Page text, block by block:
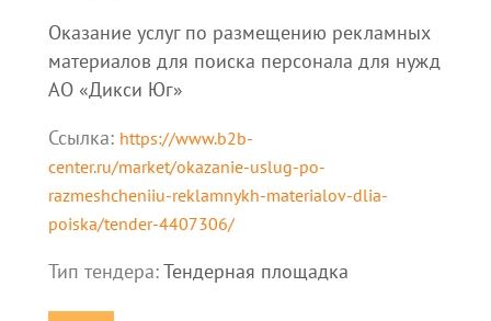
Оказание услуг по размещению рекламных
материалов для поиска персонала для нужд
АО «Дикси Юг»
Ссылка: https://www.b2b-
center.ru/market/okazanie-uslug-po-
razmeshcheniiu-reklamnykh-materialov-dlia-
poiska/tender-4407306/
Тип тендера:Тендерная площадка